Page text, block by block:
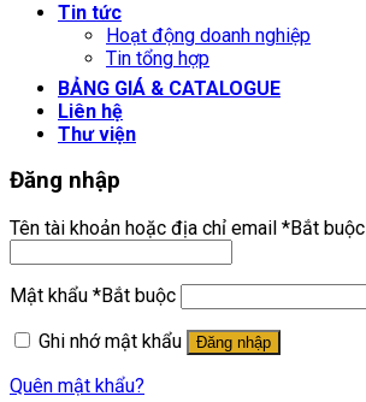
Tin tức
Hoạt động doanh nghiệp
Tin tổng hợp
BẢNG GIÁ & CATALOGUE
Liên hệ
Thư viện
Đăng nhập
Tên tài khoản hoặc địa chỉ email *Bắt buộc
Mật khẩu *Bắt buộc
Ghi nhớ mật khẩu
Đăng nhập
Quên mật khẩu?